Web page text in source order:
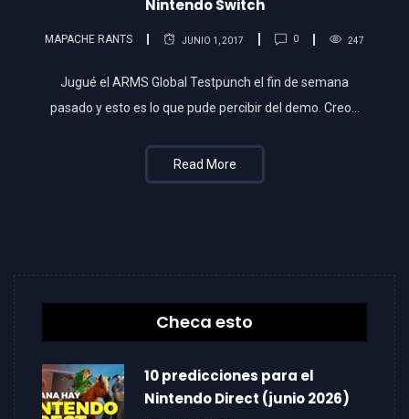
Nintendo Switch
MAPACHE RANTS JUNIO 1, 2017 0 247
Jugué el ARMS Global Testpunch el fin de semana
pasado y esto es lo que pude percibir del demo. Creo…
Read More
Checa esto
10 predicciones para el
Nintendo Direct (junio 2026)